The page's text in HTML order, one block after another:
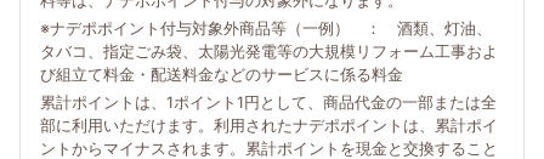
※ナデポポイント付与対象外商品等（一例） ： 酒類、灯油、
タバコ、指定ごみ袋、太陽光発電等の大規模リフォーム工事およ
び組立て料金・配送料金などのサービスに係る料金
累計ポイントは、1ポイント1円として、商品代金の一部または全
部に利用いただけます。利用されたナデポポイントは、累計ポイ
ントからマイナスされます。累計ポイントを現金と交換すること